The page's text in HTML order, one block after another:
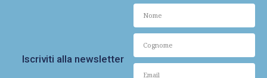
Iscriviti alla newsletter